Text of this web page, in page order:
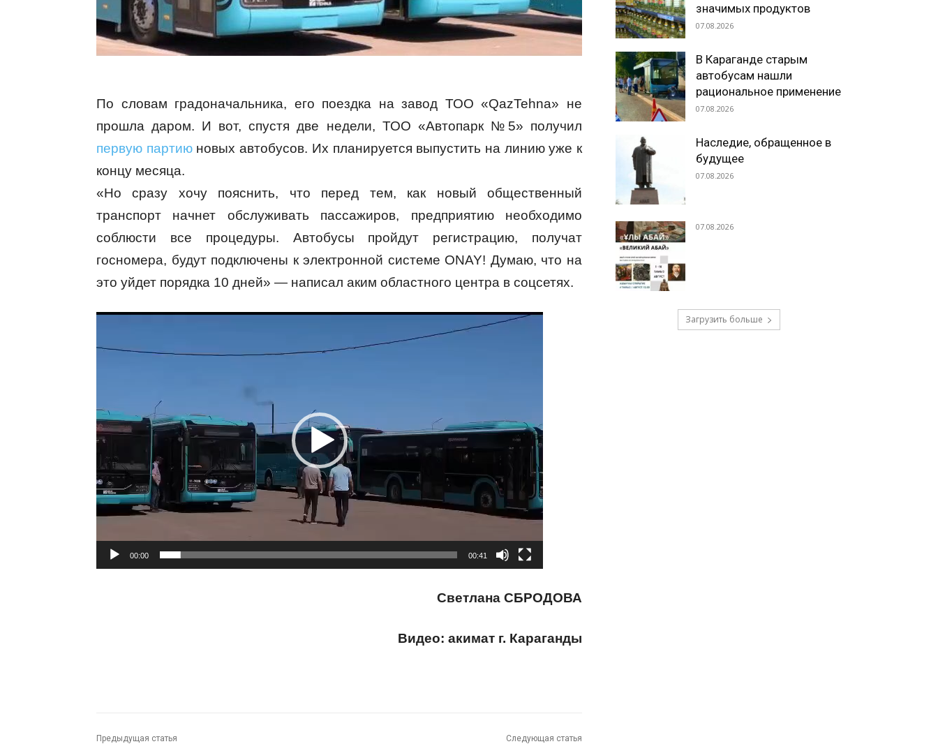
По словам градоначальника, его поездка на завод ТОО «QazTehna» не
прошла даром. И вот, спустя две недели, ТОО «Автопарк №5» получил
первую партиюновых автобусов. Их планируется выпустить на линию уже к
концу месяца.
«Но сразу хочу пояснить, что перед тем, как новый общественный
транспорт начнет обслуживать пассажиров, предприятию необходимо
соблюсти все процедуры. Автобусы пройдут регистрацию, получат
госномера, будут подключены к электронной системе ONAY! Думаю, что на
это уйдет порядка 10 дней» — написал аким областного центра в соцсетях.
п
л
е
е
р
00:00 00:41
Светлана СБРОДОВА
Видео: акимат г. Караганды
Предыдущая статья Следующая статья
значимых продуктов
07.08.2026
В Караганде старым
автобусам нашли
рациональное применение
07.08.2026
Наследие, обращенное в
будущее
07.08.2026
07.08.2026
Загрузить больше